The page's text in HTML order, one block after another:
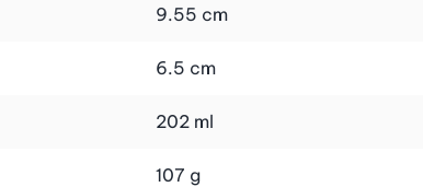
9.55 cm
6.5 cm
202 ml
107 g